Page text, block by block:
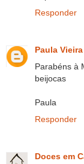
Responder
Paula Vieira
Parabéns à
beijocas
Paula
Responder
Doces em